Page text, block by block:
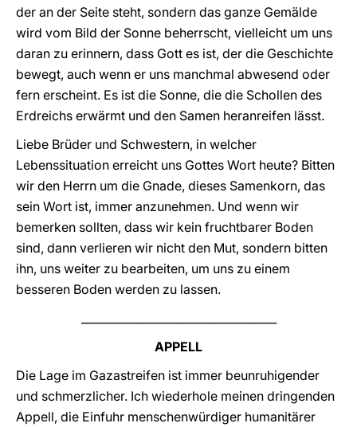
der an der Seite steht, sondern das ganze Gemälde
wird vom Bild der Sonne beherrscht, vielleicht um uns
daran zu erinnern, dass Gott es ist, der die Geschichte
bewegt, auch wenn er uns manchmal abwesend oder
fern erscheint. Es ist die Sonne, die die Schollen des
Erdreichs erwärmt und den Samen heranreifen lässt.
Liebe Brüder und Schwestern, in welcher
Lebenssituation erreicht uns Gottes Wort heute? Bitten
wir den Herrn um die Gnade, dieses Samenkorn, das
sein Wort ist, immer anzunehmen. Und wenn wir
bemerken sollten, dass wir kein fruchtbarer Boden
sind, dann verlieren wir nicht den Mut, sondern bitten
ihn, uns weiter zu bearbeiten, um uns zu einem
besseren Boden werden zu lassen.
APPELL
Die Lage im Gazastreifen ist immer beunruhigender
und schmerzlicher. Ich wiederhole meinen dringenden
Appell, die Einfuhr menschenwürdiger humanitärer